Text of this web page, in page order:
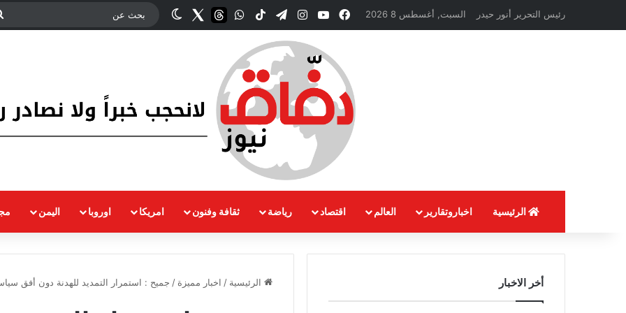
رئيس التحرير أنور حيدر السبت, أغسطس 8 2026 فيسبوك‫YouTubeانستقرام
تيلقرام ‫TikTokواتسابthreads
Twitterالوضع المظلم
الرئيسية اخباروتقارير العالم اقتصاد رياضة ثقافة وفنون امريكا اوروبا اليمن
الرئيسية / اخبار مميزة / جميح : استمرار التمديد للهدنة دون أفق أخر الاخبار